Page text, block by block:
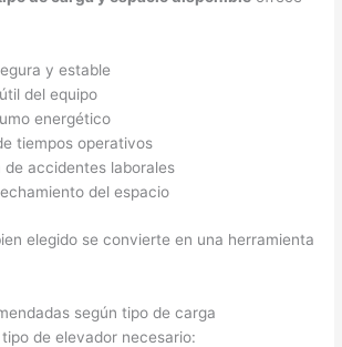
y estable
del equipo
energético
tiempos operativos
de accidentes laborales
del espacio
elegido se convierte en una herramienta
según tipo de carga
de elevador necesario: